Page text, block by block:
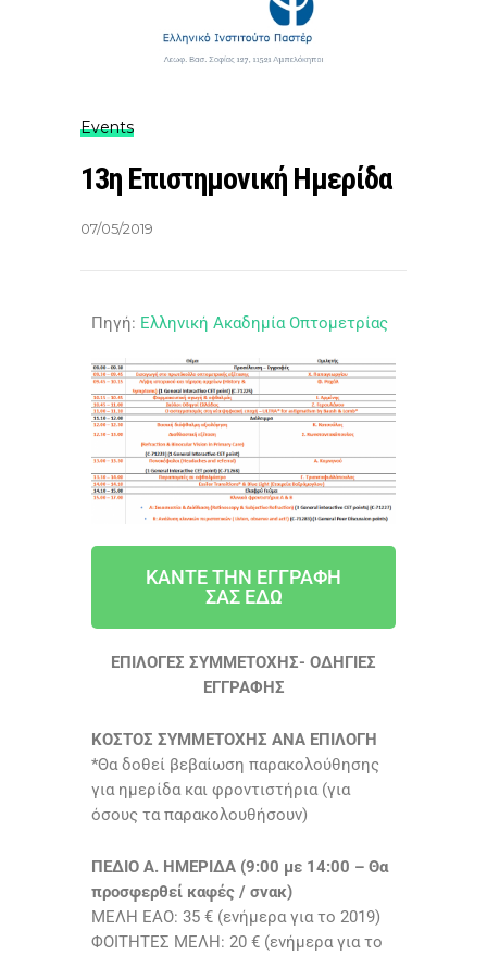
Events
13η Επιστημονική Ημερίδα
07/05/2019
Πηγή: Ελληνική Ακαδημία Οπτομετρίας
ΚΑΝΤΕ ΤΗΝ ΕΓΓΡΑΦΗ
ΣΑΣ ΕΔΩ
ΕΠΙΛΟΓΕΣ ΣΥΜΜΕΤΟΧΗΣ- ΟΔΗΓΙΕΣ
ΕΓΓΡΑΦΗΣ
ΚΟΣΤΟΣ ΣΥΜΜΕΤΟΧΗΣ ΑΝΑ ΕΠΙΛΟΓΗ
*Θα δοθεί βεβαίωση παρακολούθησης
για ημερίδα και φροντιστήρια (για
όσους τα παρακολουθήσουν)
ΠΕΔΙΟ Α. ΗΜΕΡΙΔΑ (9:00 με 14:00 – Θα
προσφερθεί καφές / σνακ)
ΜΕΛΗ ΕΑΟ: 35 € (ενήμερα για το 2019)
ΦΟΙΤΗΤΕΣ ΜΕΛΗ: 20 € (ενήμερα για το